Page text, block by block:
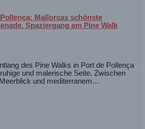
Mallorcas schönste
Spaziergang am Pine Walk
des Pine Walks in Port de Pollença
und malerische Seite. Zwischen
und mediterranem…